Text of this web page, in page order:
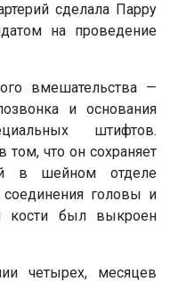
сделала Парру
на проведение
вмешательства —
и основания
штифтов.
что он сохраняет
в шейном отделе
соединения головы и
кости был выкроен
четырех, месяцев